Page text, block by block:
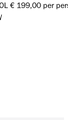
€ 199,00 per